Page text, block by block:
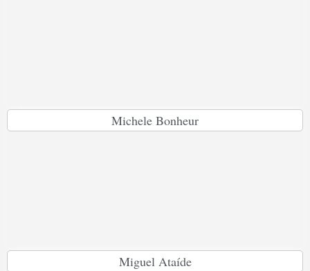
Michele Bonheur
Miguel Ataíde